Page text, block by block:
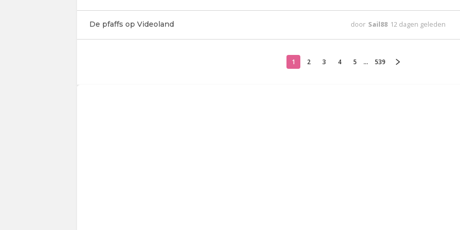
De pfaffs op Videoland door Sail88 12 dagen geleden
1 2 3 4 5 ... 539